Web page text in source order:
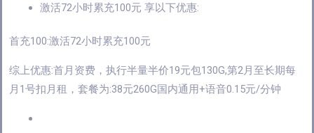
激活72小时累充100元 享以下优惠:
首充100:激活72小时累充100元
综上优惠:首月资费，执行半量半价19元包130G,第2月至长期每
月1号扣月租，套餐为:38元260G国内通用+语音0.15元/分钟